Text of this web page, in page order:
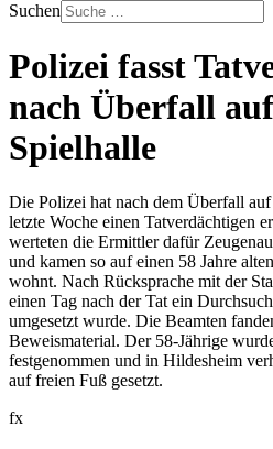
Suchen
Polizei fasst
nach Überfall
Spielhalle
Die Polizei hat nach dem Überfall
letzte Woche einen Tatverdächtigen
werteten die Ermittler dafür
und kamen so auf einen 58 Jahre
wohnt. Nach Rücksprache mit der
einen Tag nach der Tat ein
umgesetzt wurde. Die Beamten
Beweismaterial. Der 58-Jährige
festgenommen und in Hildesheim
auf freien Fuß gesetzt.
fx